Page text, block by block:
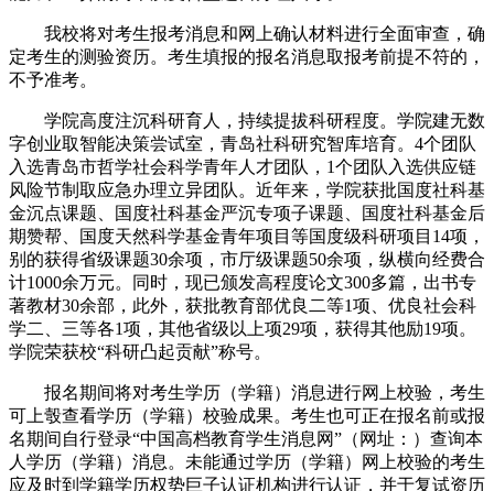
我校将对考生报考消息和网上确认材料进行全面审查，确
定考生的测验资历。考生填报的报名消息取报考前提不符的，
不予准考。
学院高度注沉科研育人，持续提拔科研程度。学院建无数
字创业取智能决策尝试室，青岛社科研究智库培育。4个团队
入选青岛市哲学社会科学青年人才团队，1个团队入选供应链
风险节制取应急办理立异团队。近年来，学院获批国度社科基
金沉点课题、国度社科基金严沉专项子课题、国度社科基金后
期赞帮、国度天然科学基金青年项目等国度级科研项目14项，
别的获得省级课题30余项，市厅级课题50余项，纵横向经费合
计1000余万元。同时，现已颁发高程度论文300多篇，出书专
著教材30余部，此外，获批教育部优良二等1项、优良社会科
学二、三等各1项，其他省级以上项29项，获得其他励19项。
学院荣获校“科研凸起贡献”称号。
报名期间将对考生学历（学籍）消息进行网上校验，考生
可上彀查看学历（学籍）校验成果。考生也可正在报名前或报
名期间自行登录“中国高档教育学生消息网”（网址：）查询本
人学历（学籍）消息。未能通过学历（学籍）网上校验的考生
应及时到学籍学历权势巨子认证机构进行认证，并于复试资历